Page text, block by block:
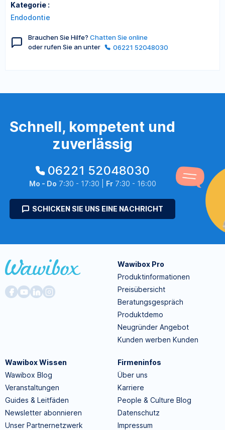
Kategorie :
Endodontie
Brauchen Sie Hilfe? Chatten Sie online
oder rufen Sie an unter
06221 52048030
Schnell, kompetent und
zuverlässig
06221 52048030
Mo - Do 7:30 - 17:30 | Fr7:30 - 16:00
SCHICKEN SIE UNS EINE NACHRICHT
Wawibox Pro
Produktinformationen
Preisübersicht
Beratungsgespräch
Produktdemo
Neugründer Angebot
Kunden werben Kunden
Wawibox Wissen
Wawibox Blog
Veranstaltungen
Guides & Leitfäden
Newsletter abonnieren
Unser Partnernetzwerk
Firmeninfos
Über uns
Karriere
People & Culture Blog
Datenschutz
Impressum